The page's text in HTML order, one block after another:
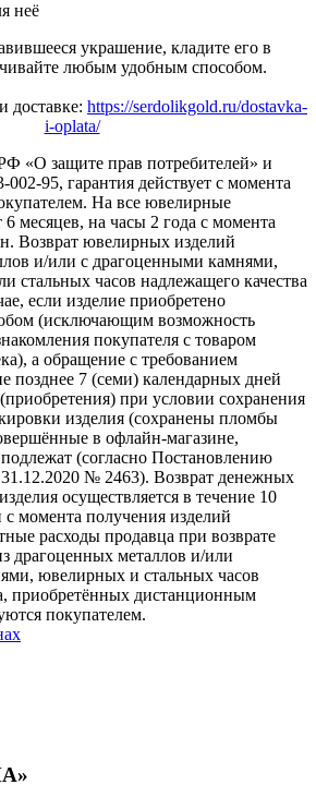
неё
украшение, кладите его в
любым удобным способом.
доставке: https://serdolikgold.ru/dostavka-
i-oplata/
«О защите прав потребителей» и
95, гарантия действует с момента
На все ювелирные
6 месяцев, на часы 2 года с момента
Возврат ювелирных изделий
и/или с драгоценными камнями,
стальных часов надлежащего качества
если изделие приобретено
(исключающим возможность
покупателя с товаром
а обращение с требованием
позднее 7 (семи) календарных дней
при условии сохранения
изделия (сохранены пломбы
в офлайн-магазине,
(согласно Постановлению
№ 2463). Возврат денежных
осуществляется в течение 10
с момента получения изделий
расходы продавца при возврате
драгоценных металлов и/или
ювелирных и стальных часов
приобретённых дистанционным
покупателем.